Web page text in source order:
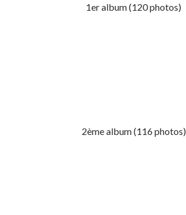
1er album (120 photos)
2ème album (116 photos)